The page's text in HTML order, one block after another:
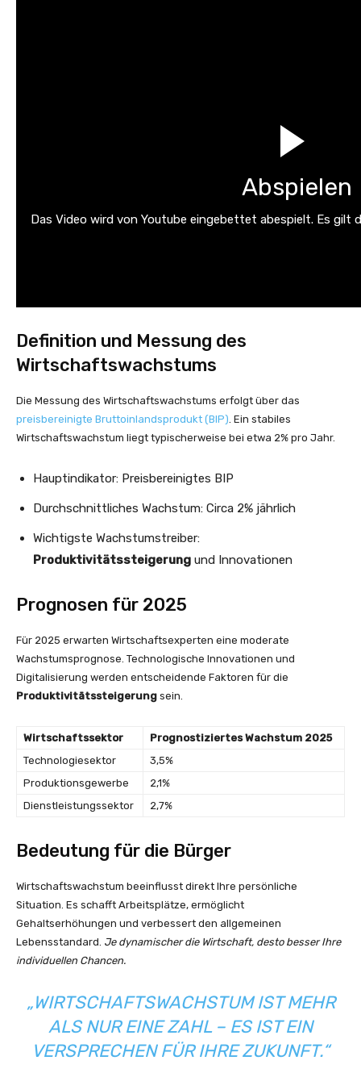
Abspielen
Das Video wird von Youtube eingebettet abespielt. Es gilt
Definition und Messung des
Wirtschaftswachstums
Die Messung des Wirtschaftswachstums erfolgt über das
preisbereinigte Bruttoinlandsprodukt (BIP). Ein stabiles
Wirtschaftswachstum liegt typischerweise bei etwa 2% pro Jahr.
Hauptindikator: Preisbereinigtes BIP
Durchschnittliches Wachstum: Circa 2% jährlich
Wichtigste Wachstumstreiber:
Produktivitätssteigerung und Innovationen
Prognosen für 2025
Für 2025 erwarten Wirtschaftsexperten eine moderate
Wachstumsprognose. Technologische Innovationen und
Digitalisierung werden entscheidende Faktoren für die
Produktivitätssteigerung sein.
Wirtschaftssektor
Prognostiziertes Wachstum 2025
Technologiesektor
3,5%
Produktionsgewerbe
2,1%
Dienstleistungssektor
2,7%
Bedeutung für die Bürger
Wirtschaftswachstum beeinflusst direkt Ihre persönliche
Situation. Es schafft Arbeitsplätze, ermöglicht
Gehaltserhöhungen und verbessert den allgemeinen
Lebensstandard. Je dynamischer die Wirtschaft, desto besser Ihre
individuellen Chancen.
„WIRTSCHAFTSWACHSTUM IST MEHR
ALS NUR EINE ZAHL – ES IST EIN
VERSPRECHEN FÜR IHRE ZUKUNFT.“